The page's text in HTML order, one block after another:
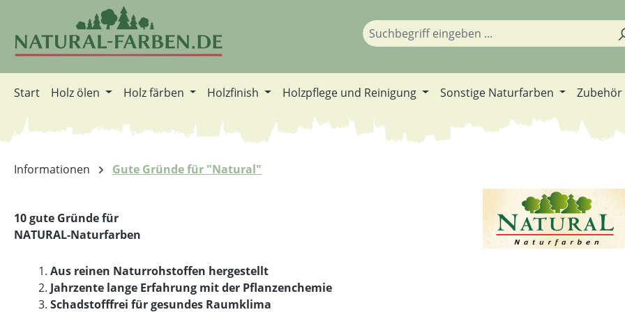
Hauptinhalt springen
Zur Suche springen
Zur Hauptnavigation springen
Start Holz ölen Holz färben Holzfinish Holzpflege und Reinigung Sonstige Naturfarben Zubehör
Informationen Gute Gründe für "Natural"
10 gute Gründe für
NATURAL-Naturfarben
Aus reinen Naturrohstoffen hergestellt
Jahrzente lange Erfahrung mit der Pflanzenchemie
Schadstofffrei für gesundes Raumklima